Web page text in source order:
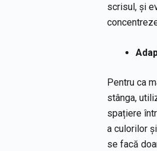
scrisul, și
Pentru ca
stânga,
spațiere
a culorilor
se facă